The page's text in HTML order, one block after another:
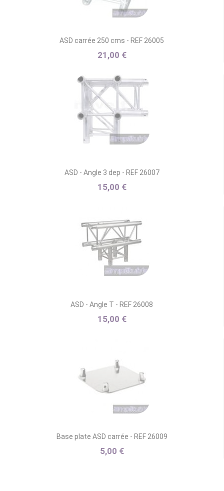
ASD carrée 250 cms - REF 26005
21,00 €
ASD - Angle 3 dep - REF 26007
15,00 €
ASD - Angle T - REF 26008
15,00 €
Base plate ASD carrée - REF 26009
5,00 €